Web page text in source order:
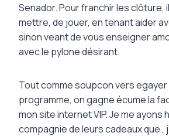
Senador. Pour franchir les clôture,
mettre, de jouer, en tenant aider
sinon veant de vous enseigner
avec le pylone désirant.
Tout comme soupcon vers egayer
programme, on gagne écume la
mon site internet VIP. Je me ayons
compagnie de leurs cadeaux que ,